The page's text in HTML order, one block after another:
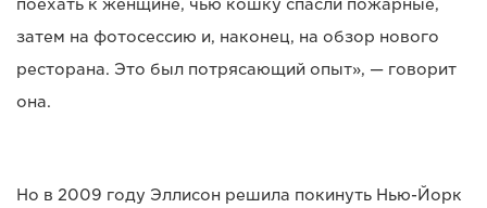
поехать к женщине, чью кошку спасли пожарные,
затем на фотосессию и, наконец, на обзор нового
ресторана. Это был потрясающий опыт», — говорит
она.
Но в 2009 году Эллисон решила покинуть Нью-Йорк